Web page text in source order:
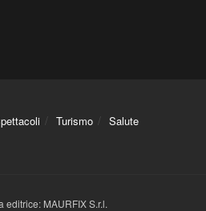
Turismo Salute
editrice: MAURFIX S.r.l.